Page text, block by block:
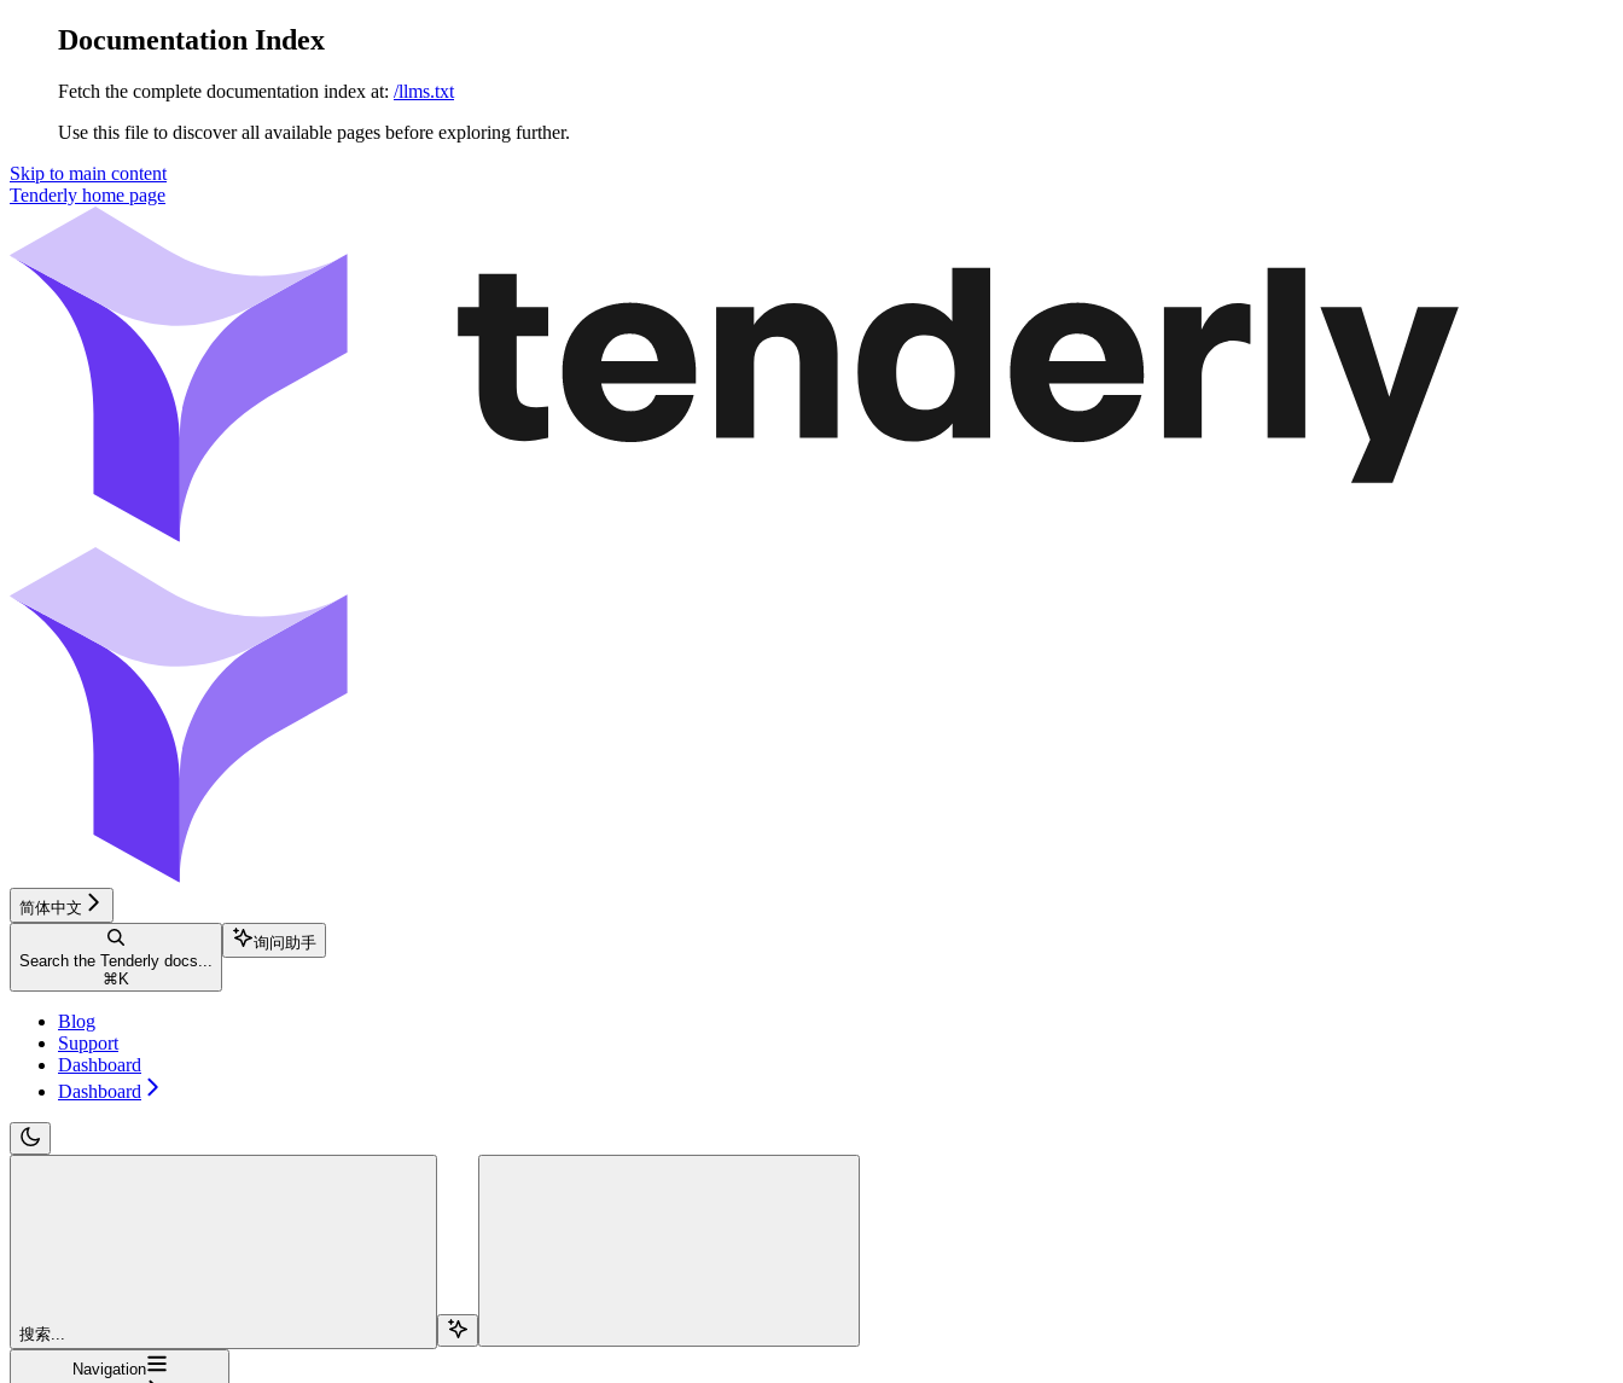
Documentation Index
Fetch the complete documentation index at: /llms.txt
Use this file to discover all available pages before exploring further.
Skip to main content
Tenderly home page
简体中文
Search the Tenderly docs...
⌘ K
询问助手
Blog
Support
Dashboard
Dashboard
搜索...
Navigation